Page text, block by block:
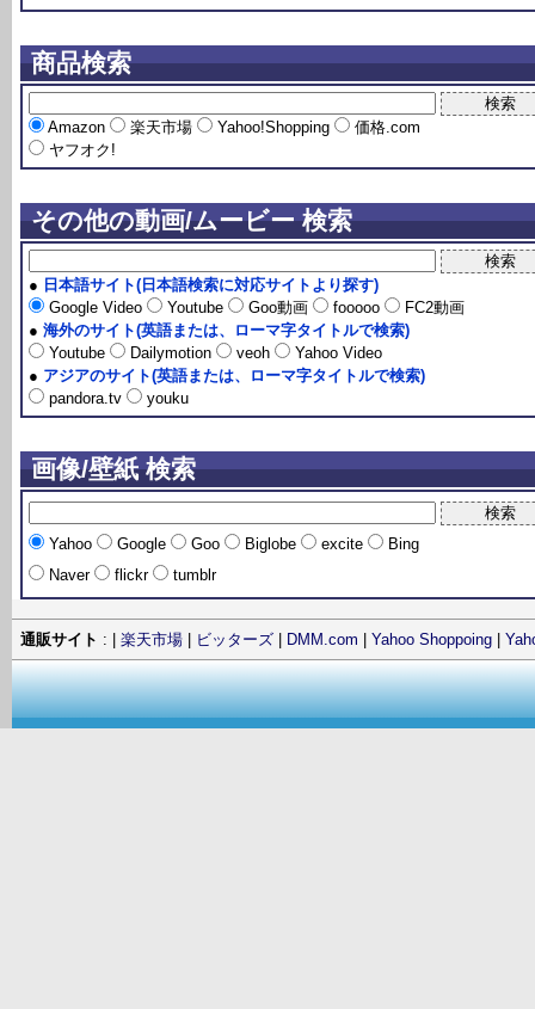
商品検索
Amazon 楽天市場 Yahoo!Shopping
価格.com
ヤフオク!
その他の動画/ムービー 検索
● 日本語サイト(日本語検索に対応サイトより探す)
Google Video
Youtube Goo動画 fooooo
FC2動画
● 海外のサイト(英語または、ローマ字タイトルで検索)
Youtube
Dailymotion veoh
Yahoo Video
● アジアのサイト(英語または、ローマ字タイトルで検索)
pandora.tv
youku
画像/壁紙 検索
Yahoo Google Goo Biglobe excite
Bing
Naver
flickr tumblr
通販サイト : | 楽天市場 ビッターズ DMM.com Yahoo Shoppoing